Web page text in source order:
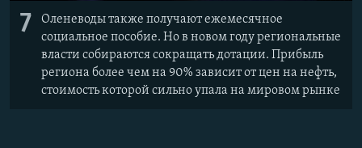
7
Оленеводы также получают ежемесячное
социальное пособие. Но в новом году региональные
власти собираются сокращать дотации. Прибыль
региона более чем на 90% зависит от цен на нефть,
стоимость которой сильно упала на мировом рынке